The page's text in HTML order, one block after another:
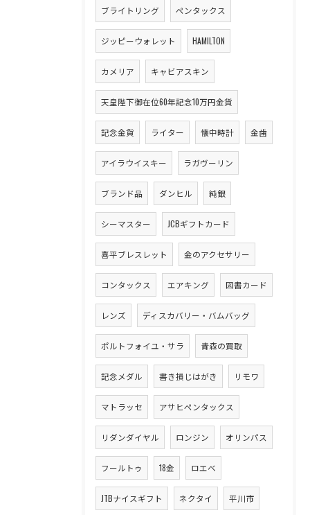
ブライトリング ペンタックス
ジッピーウォレット HAMILTON
カメリア キャビアスキン
天皇陛下御在位60年記念10万円金貨
記念金貨 ライター 懐中時計 金歯
アイラウイスキー ラガヴーリン
ブランド品 ダンヒル 純銀
シーマスター JCBギフトカード
喜平ブレスレット 金のアクセサリー
コンタックス エアキング 図書カード
レンズ ディスカバリー・バムバッグ
ポルトフォイユ・サラ 青森の買取
記念メダル 書き損じはがき リモワ
マトラッセ アサヒペンタックス
リダンダイヤル ロンジン オリンパス
フールトゥ 18金 ロエベ
JTBナイスギフト ネクタイ 平川市